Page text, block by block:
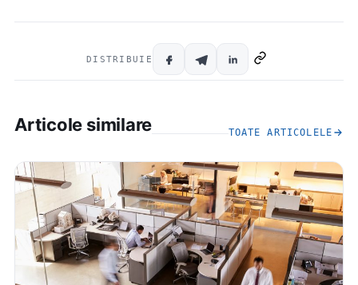
DISTRIBUIE
Articole similare TOATE ARTICOLELE